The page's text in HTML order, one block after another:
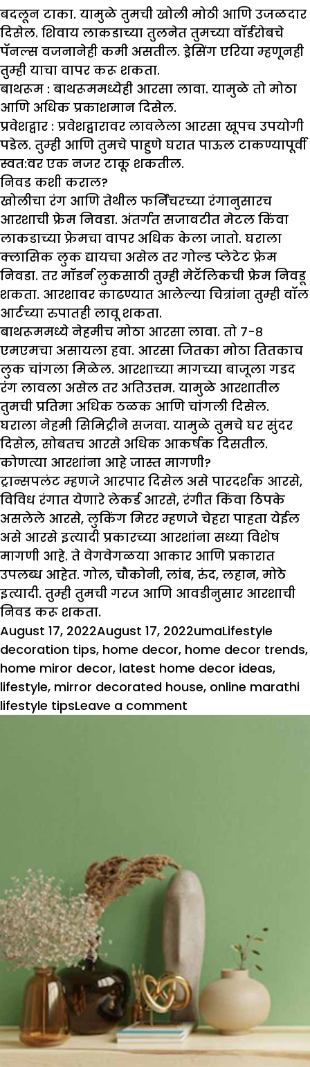
बदलून टाका. यामुळे तुमची खोली मोठी आणि उजळदार
दिसेल. शिवाय लाकडाच्या तुलनेत तुमच्या वॉर्डरोबचे
पॅनल्स वजनानेही कमी असतील. ड्रेसिंग एरिया म्हणूनही
तुम्ही याचा वापर करू शकता.
बाथरूम : बाथरूममध्येही आरसा लावा. यामुळे तो मोठा
आणि अधिक प्रकाशमान दिसेल.
प्रवेशद्वार : प्रवेशद्वारावर लावलेला आरसा खूपच उपयोगी
पडेल. तुम्ही आणि तुमचे पाहुणे घरात पाऊल टाकण्यापूर्वी
स्वत:वर एक नजर टाकू शकतील.
निवड कशी कराल?
खोलीचा रंग आणि तेथील फर्निचरच्या रंगानुसारच
आरशाची फ्रेम निवडा. अंतर्गत सजावटीत मेटल किंवा
लाकडाच्या फ्रेमचा वापर अधिक केला जातो. घराला
क्लासिक लुक द्यायचा असेल तर गोल्ड प्लेटेट फ्रेम
निवडा. तर मॉडर्न लुकसाठी तुम्ही मेटॅलिकची फ्रेम निवडू
शकता. आरशावर काढण्यात आलेल्या चित्रांना तुम्ही वॉल
आर्टच्या रुपातही लावू शकता.
बाथरूममध्ये नेहमीच मोठा आरसा लावा. तो ७-८
एमएमचा असायला हवा. आरसा जितका मोठा तितकाच
लुक चांगला मिळेल. आरशाच्या मागच्या बाजूला गडद
रंग लावला असेल तर अतिउत्तम. यामुळे आरशातील
तुमची प्रतिमा अधिक ठळक आणि चांगली दिसेल.
घराला नेहमी सिमिट्रीने सजवा. यामुळे तुमचे घर सुंदर
दिसेल, सोबतच आरसे अधिक आकर्षक दिसतील.
कोणत्या आरशांना आहे जास्त मागणी?
ट्रान्सपलंट म्हणजे आरपार दिसेल असे पारदर्शक आरसे,
विविध रंगात येणारे लेकर्ड आरसे, रंगीत किंवा ठिपके
असलेले आरसे, लुकिंग मिरर म्हणजे चेहरा पाहता येईल
असे आरसे इत्यादी प्रकारच्या आरशांना सध्या विशेष
मागणी आहे. ते वेगवेगळया आकार आणि प्रकारात
उपलब्ध आहेत. गोल, चौकोनी, लांब, रुंद, लहान, मोठे
इत्यादी. तुम्ही तुमची गरज आणि आवडीनुसार आरशाची
निवड करू शकता.
Posted
on
August 17, 2022August 17, 2022Author
umaCategories
Lifestyle
decoration tips, home decor, home decor trends,
home miror decor, latest home decor ideas,
lifestyle, mirror decorated house, online marathi
lifestyle tipsLeave a comment